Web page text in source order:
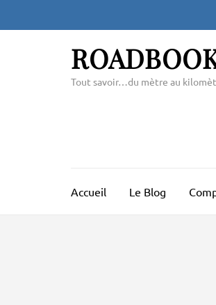
Tout savoir…du mètre au
Accueil Le Blog